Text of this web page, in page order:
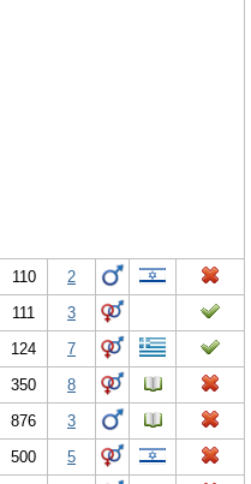
110
2
111
3
124
7
350
8
876
3
500
5